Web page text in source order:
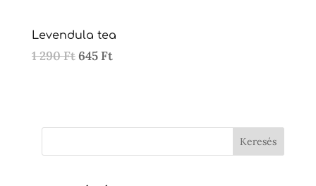
Levendula tea
1 290FtOriginal
290 Ft.
645 FtCurrent